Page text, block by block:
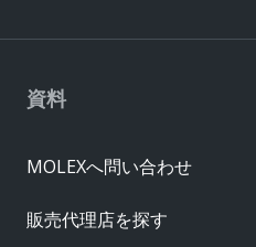
資料
MOLEXへ問い合わせ
販売代理店を探す